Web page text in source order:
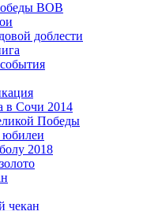
ВОВ
доблести
в Сочи 2014
Победы
2018
чекан